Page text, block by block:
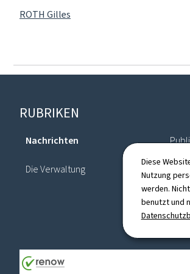
Diese
Nutzung
werden.
benutzt und
ROTH Gilles
Footer
RUBRIKEN
Nachrichten
Die Verwaltung